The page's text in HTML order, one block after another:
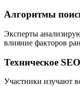
Алгоритмы
Эксперты
влияние факторов
Техническое SEO
Участники изучают